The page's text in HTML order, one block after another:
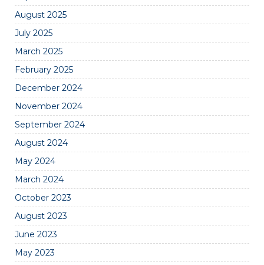
August 2025
July 2025
March 2025
February 2025
December 2024
November 2024
September 2024
August 2024
May 2024
March 2024
October 2023
August 2023
June 2023
May 2023